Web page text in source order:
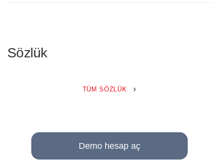
Sözlük
TÜM SÖZLÜK
Demo hesap aç